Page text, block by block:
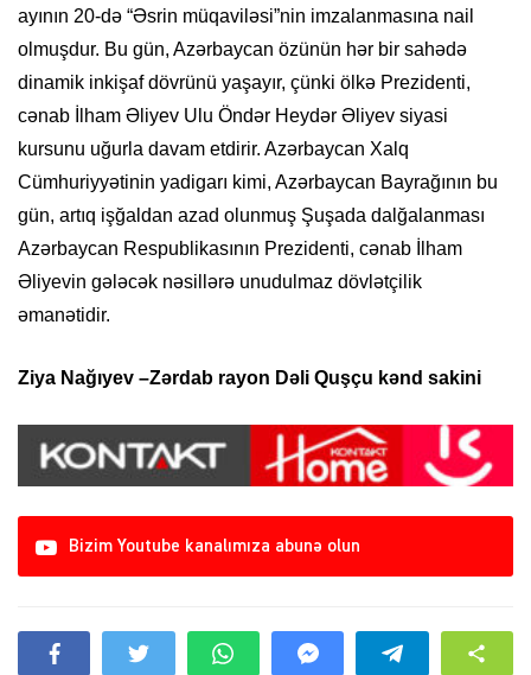
ayının 20-də “Əsrin müqaviləsi”nin imzalanmasına nail
olmuşdur. Bu gün, Azərbaycan özünün hər bir sahədə
dinamik inkişaf dövrünü yaşayır, çünki ölkə Prezidenti,
cənab İlham Əliyev Ulu Öndər Heydər Əliyev siyasi
kursunu uğurla davam etdirir. Azərbaycan Xalq
Cümhuriyyətinin yadigarı kimi, Azərbaycan Bayrağının bu
gün, artıq işğaldan azad olunmuş Şuşada dalğalanması
Azərbaycan Respublikasının Prezidenti, cənab İlham
Əliyevin gələcək nəsillərə unudulmaz dövlətçilik
əmanətidir.
Ziya Nağıyev –Zərdab rayon Dəli Quşçu kənd sakini
Bizim Youtube kanalımıza abunə olun